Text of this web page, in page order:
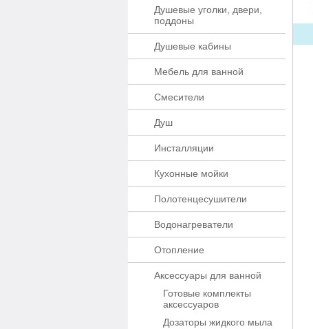
Душевые уголки, двери,
поддоны
Душевые кабины
Мебель для ванной
Смесители
Душ
Инсталляции
Кухонные мойки
Полотенцесушители
Водонагреватели
Отопление
Аксессуары для ванной
Готовые комплекты
аксессуаров
Дозаторы жидкого мыла